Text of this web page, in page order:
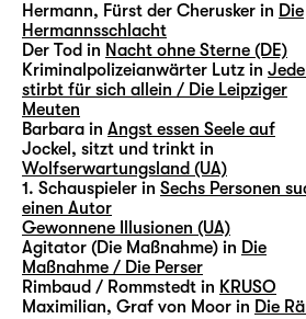
Hermann, Fürst der Cherusker in Die
Hermannsschlacht
Der Tod in Nacht ohne Sterne (DE)
Kriminalpolizeianwärter Lutz in
stirbt für sich allein / Die Leipziger
Meuten
Barbara in Angst essen Seele auf
Jockel, sitzt und trinkt in
Wolfserwartungsland (UA)
1. Schauspieler in Sechs Personen
einen Autor
Gewonnene Illusionen (UA)
Agitator (Die Maßnahme) in Die
Maßnahme / Die Perser
Rimbaud / Rommstedt in KRUSO
Maximilian, Graf von Moor in Die